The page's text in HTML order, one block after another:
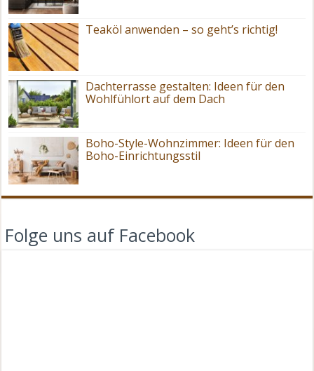
Teaköl anwenden – so geht’s richtig!
Dachterrasse gestalten: Ideen für den
Wohlfühlort auf dem Dach
Boho-Style-Wohnzimmer: Ideen für den
Boho-Einrichtungsstil
Folge uns auf Facebook